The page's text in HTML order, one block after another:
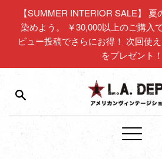
【SUMMER INTERIOR SALE】
染めよう。 ￥30,000以上のご購入
ビュー投稿でさらにお得！ 次回使
をプレゼント！
メ